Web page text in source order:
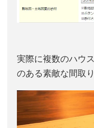
実際に複数のハウ
のある素敵な間取